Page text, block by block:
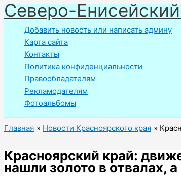
Перейти
к
содержимому
Северо-
Добавить новость или написать админу
Карта сайта
Контакты
Политика конфиденциальности
Правообладателям
Рекламодателям
Фотоальбомы
Главная Новости Красноярского края
Красноярский край:
нашли золото в отвалах,